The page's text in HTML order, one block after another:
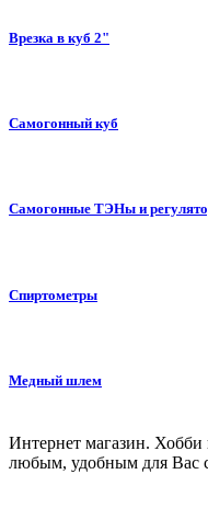
Врезка в куб 2"
Самогонный куб
Самогонные ТЭНы и
Спиртометры
Медный шлем
Интернет магазин.
любым, удобным для Вас